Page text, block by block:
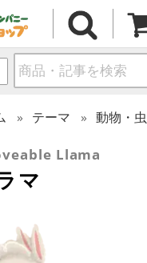
テーマ 動物・虫
Llama
マ